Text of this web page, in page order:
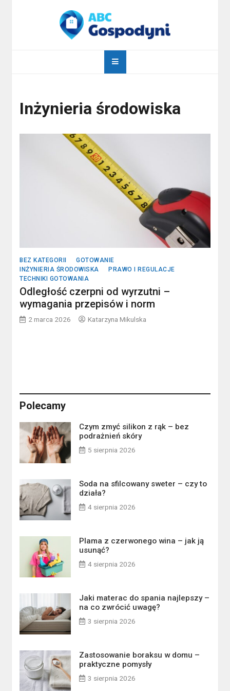
abcgospodyni.pl
Inżynieria środowiska
BEZ KATEGORII
GOTOWANIE
INŻYNIERIA ŚRODOWISKA
PRAWO I REGULACJE
TECHNIKI GOTOWANIA
Odległość czerpni od wyrzutni –
wymagania przepisów i norm
2 marca 2026 Katarzyna Mikulska
Polecamy
Czym zmyć silikon z rąk – bez
podrażnień skóry
5 sierpnia 2026
Soda na sfilcowany sweter – czy to
działa?
4 sierpnia 2026
Plama z czerwonego wina – jak ją
usunąć?
4 sierpnia 2026
Jaki materac do spania najlepszy –
na co zwrócić uwagę?
3 sierpnia 2026
Zastosowanie boraksu w domu –
praktyczne pomysły
3 sierpnia 2026